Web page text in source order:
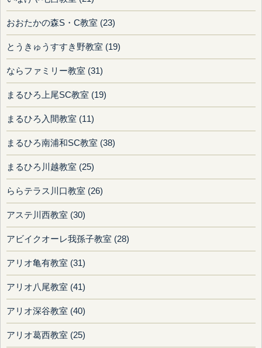
おおたかの森S・C教室 (23)
とうきゅうすすき野教室 (19)
ならファミリー教室 (31)
まるひろ上尾SC教室 (19)
まるひろ入間教室 (11)
まるひろ南浦和SC教室 (38)
まるひろ川越教室 (25)
ららテラス川口教室 (26)
アステ川西教室 (30)
アビイクオーレ我孫子教室 (28)
アリオ亀有教室 (31)
アリオ八尾教室 (41)
アリオ深谷教室 (40)
アリオ葛西教室 (25)